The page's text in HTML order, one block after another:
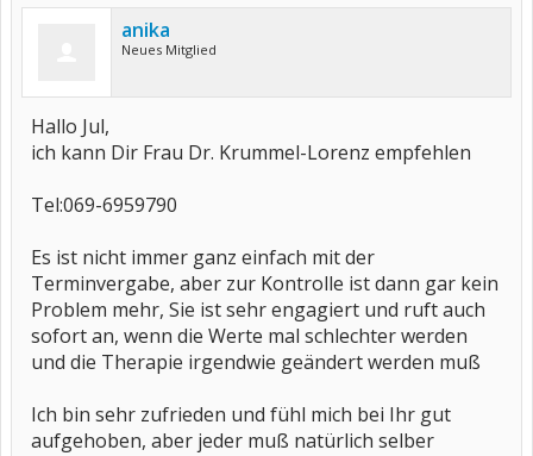
anika
Neues Mitglied
Hallo Jul,
ich kann Dir Frau Dr. Krummel-Lorenz empfehlen
Tel:069-6959790
Es ist nicht immer ganz einfach mit der
Terminvergabe, aber zur Kontrolle ist dann gar kein
Problem mehr, Sie ist sehr engagiert und ruft auch
sofort an, wenn die Werte mal schlechter werden
und die Therapie irgendwie geändert werden muß
Ich bin sehr zufrieden und fühl mich bei Ihr gut
aufgehoben, aber jeder muß natürlich selber